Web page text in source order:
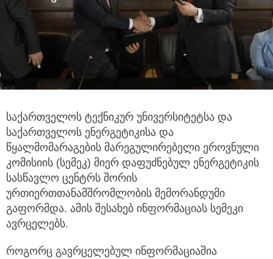
საქართველოს ტექნიკურ უნივერსიტეტსა და
საქართველოს ენერგეტიკისა და
წყალმომარაგების მარეგულირებელი ეროვნული
კომისიის (სემეკ) მიერ დაფუძნებულ ენერგეტიკის
სასწავლო ცენტრს შორის
ურთიერთთანამშრომლობის მემორანდუმი
გაფორმდა. ამის შესახებ ინფორმაციას სემეკი
ავრცელებს.
როგორც გავრცელებულ ინფორმაციაშია